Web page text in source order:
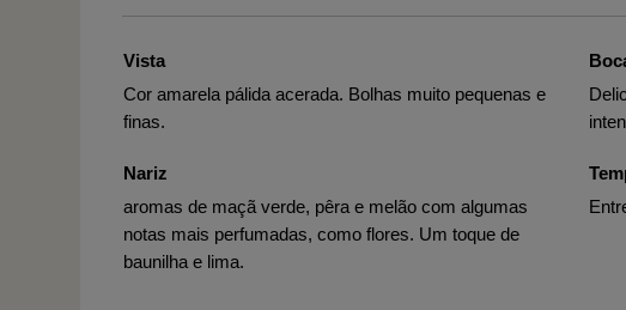
Vista
Cor amarela pálida acerada. Bolhas muito pequenas e
finas.
Nariz
aromas de maçã verde, pêra e melão com algumas
notas mais perfumadas, como flores. Um toque de
baunilha e lima.